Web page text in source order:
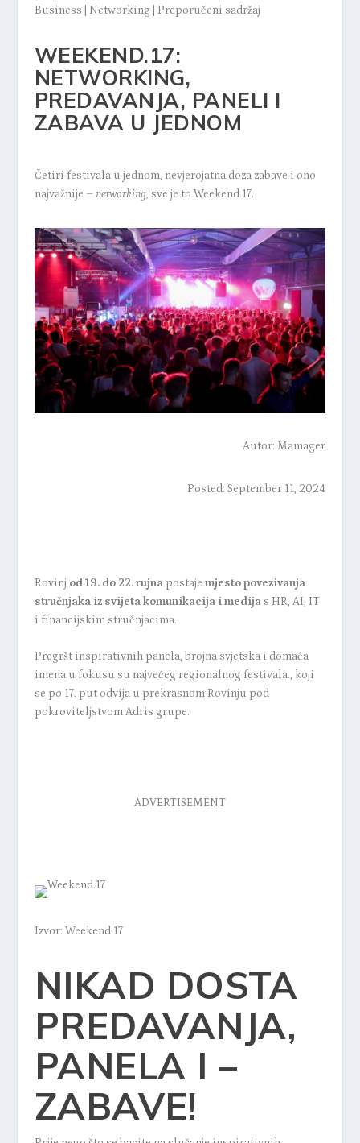
Business Networking Preporučeni sadržaj
WEEKEND.17:
NETWORKING,
PREDAVANJA, PANELI I
ZABAVA U JEDNOM
Četiri festivala u jednom, nevjerojatna doza zabave i ono
najvažnije – networking, sve je to Weekend.17.
Autor: Mamager
Posted: September 11, 2024
Rovinj od 19. do 22. rujnapostaje mjesto povezivanja
stručnjaka iz svijeta komunikacija i medijas HR, AI, IT
i financijskim stručnjacima.
Pregršt inspirativnih panela, brojna svjetska i domaća
imena u fokusu su najvećeg regionalnog festivala., koji
se po 17. put odvija u prekrasnom Rovinju pod
pokroviteljstvom Adris grupe.
ADVERTISEMENT
Izvor: Weekend.17
NIKAD DOSTA
PREDAVANJA,
PANELA I –
ZABAVE!